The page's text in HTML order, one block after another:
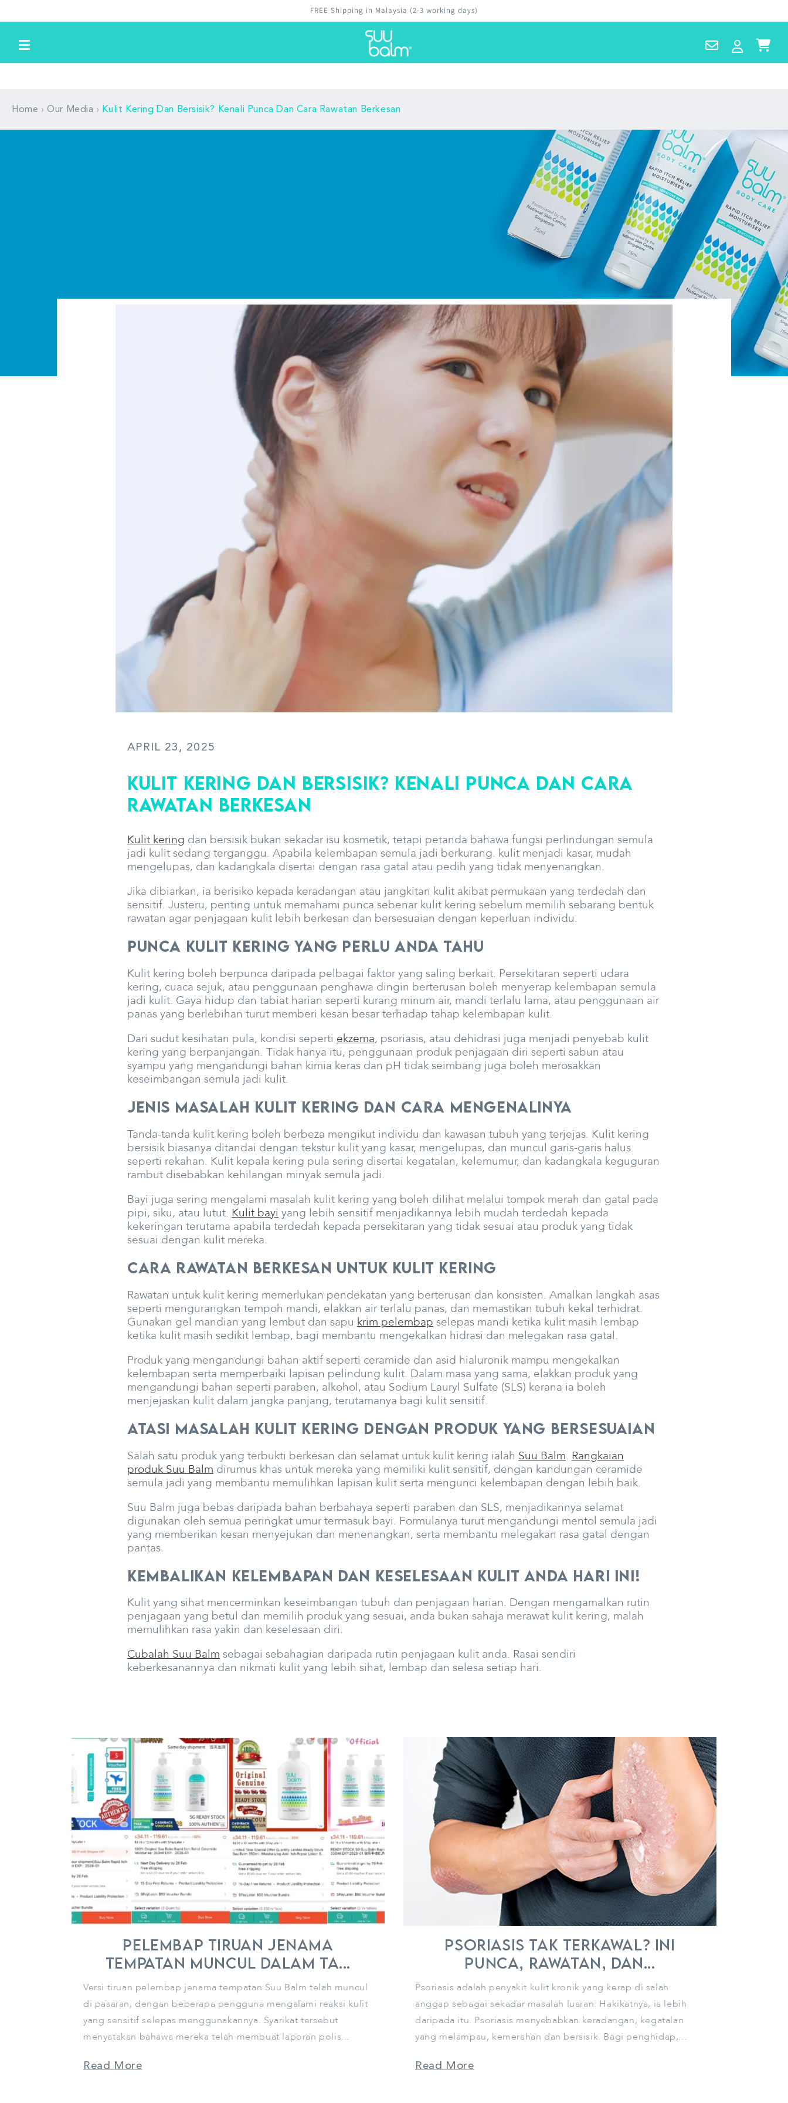
Money-back guarantee
Us
Log
in
Cart
Home › Our Media › Kulit Kering Dan Bersisik? Kenali Punca Dan Cara Rawatan Berkesan
APRIL 23, 2025
Kulit Kering dan Bersisik? Kenali Punca dan Cara
Rawatan Berkesan
Kulit kering dan bersisik bukan sekadar isu kosmetik, tetapi petanda bahawa fungsi perlindungan semula
jadi kulit sedang terganggu. Apabila kelembapan semula jadi berkurang. kulit menjadi kasar, mudah
mengelupas, dan kadangkala disertai dengan rasa gatal atau pedih yang tidak menyenangkan.
Jika dibiarkan, ia berisiko kepada keradangan atau jangkitan kulit akibat permukaan yang terdedah dan
sensitif. Justeru, penting untuk memahami punca sebenar kulit kering sebelum memilih sebarang bentuk
rawatan agar penjagaan kulit lebih berkesan dan bersesuaian dengan keperluan individu.
Punca Kulit Kering yang Perlu Anda Tahu
Kulit kering boleh berpunca daripada pelbagai faktor yang saling berkait. Persekitaran seperti udara
kering, cuaca sejuk, atau penggunaan penghawa dingin berterusan boleh menyerap kelembapan semula
jadi kulit. Gaya hidup dan tabiat harian seperti kurang minum air, mandi terlalu lama, atau penggunaan air
panas yang berlebihan turut memberi kesan besar terhadap tahap kelembapan kulit.
Dari sudut kesihatan pula, kondisi seperti ekzema, psoriasis, atau dehidrasi juga menjadi penyebab kulit
kering yang berpanjangan. Tidak hanya itu, penggunaan produk penjagaan diri seperti sabun atau
syampu yang mengandungi bahan kimia keras dan pH tidak seimbang juga boleh merosakkan
keseimbangan semula jadi kulit.
Jenis Masalah Kulit Kering dan Cara Mengenalinya
Tanda-tanda kulit kering boleh berbeza mengikut individu dan kawasan tubuh yang terjejas. Kulit kering
bersisik biasanya ditandai dengan tekstur kulit yang kasar, mengelupas, dan muncul garis-garis halus
seperti rekahan. Kulit kepala kering pula sering disertai kegatalan, kelemumur, dan kadangkala keguguran
rambut disebabkan kehilangan minyak semula jadi.
Bayi juga sering mengalami masalah kulit kering yang boleh dilihat melalui tompok merah dan gatal pada
pipi, siku, atau lutut. Kulit bayi yang lebih sensitif menjadikannya lebih mudah terdedah kepada
kekeringan terutama apabila terdedah kepada persekitaran yang tidak sesuai atau produk yang tidak
sesuai dengan kulit mereka.
Cara Rawatan Berkesan untuk Kulit Kering
Rawatan untuk kulit kering memerlukan pendekatan yang berterusan dan konsisten. Amalkan langkah asas
seperti mengurangkan tempoh mandi, elakkan air terlalu panas, dan memastikan tubuh kekal terhidrat.
Gunakan gel mandian yang lembut dan sapu krim pelembap selepas mandi ketika kulit masih lembap
ketika kulit masih sedikit lembap, bagi membantu mengekalkan hidrasi dan melegakan rasa gatal.
Produk yang mengandungi bahan aktif seperti ceramide dan asid hialuronik mampu mengekalkan
kelembapan serta memperbaiki lapisan pelindung kulit. Dalam masa yang sama, elakkan produk yang
mengandungi bahan seperti paraben, alkohol, atau Sodium Lauryl Sulfate (SLS) kerana ia boleh
menjejaskan kulit dalam jangka panjang, terutamanya bagi kulit sensitif.
Atasi Masalah Kulit Kering dengan Produk yang Bersesuaian
Salah satu produk yang terbukti berkesan dan selamat untuk kulit kering ialah Suu Balm. Rangkaian
produk Suu Balm dirumus khas untuk mereka yang memiliki kulit sensitif, dengan kandungan ceramide
semula jadi yang membantu memulihkan lapisan kulit serta mengunci kelembapan dengan lebih baik.
Suu Balm juga bebas daripada bahan berbahaya seperti paraben dan SLS, menjadikannya selamat
digunakan oleh semua peringkat umur termasuk bayi. Formulanya turut mengandungi mentol semula jadi
yang memberikan kesan menyejukan dan menenangkan, serta membantu melegakan rasa gatal dengan
pantas.
Kembalikan Kelembapan dan Keselesaan Kulit Anda Hari Ini!
Kulit yang sihat mencerminkan keseimbangan tubuh dan penjagaan harian. Dengan mengamalkan rutin
penjagaan yang betul dan memilih produk yang sesuai, anda bukan sahaja merawat kulit kering, malah
memulihkan rasa yakin dan keselesaan diri.
Cubalah Suu Balmsebagai sebahagian daripada rutin penjagaan kulit anda. Rasai sendiri
keberkesanannya dan nikmati kulit yang lebih sihat, lembap dan selesa setiap hari.
Pelembap tiruan jenama
tempatan muncul dalam ta...
Versi tiruan pelembap jenama tempatan Suu Balm telah muncul
di pasaran, dengan beberapa pengguna mengalami reaksi kulit
yang sensitif selepas menggunakannya. Syarikat tersebut
menyatakan bahawa mereka telah membuat laporan polis...
Read More
Psoriasis Tak Terkawal? Ini
Punca, Rawatan, dan...
Psoriasis adalah penyakit kulit kronik yang kerap di salah
anggap sebagai sekadar masalah luaran. Hakikatnya, ia lebih
daripada itu. Psoriasis menyebabkan keradangan, kegatalan
yang melampau, kemerahan dan bersisik. Bagi penghidap,...
Read More